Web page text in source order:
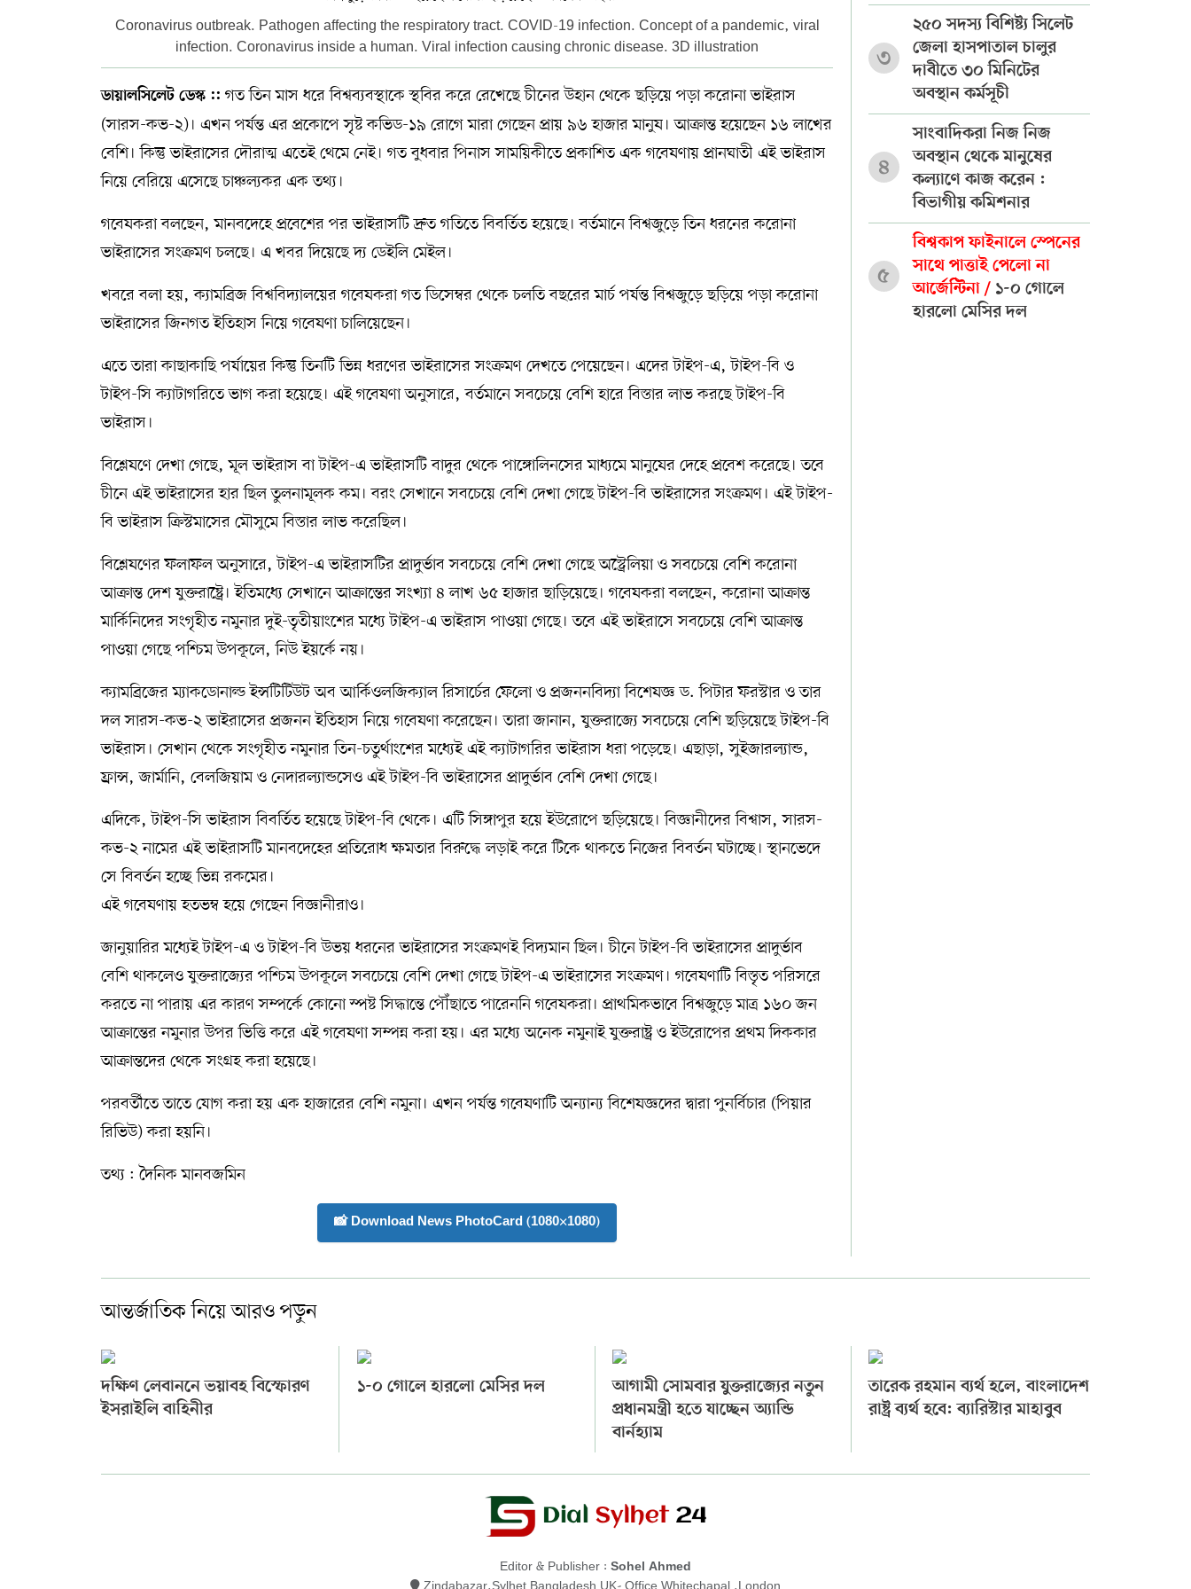
Coronavirus outbreak. Pathogen affecting the respiratory tract. COVID-19 infection. Concept of a pandemic, viral
infection. Coronavirus inside a human. Viral infection causing chronic disease. 3D illustration
ডায়ালসিলেট ডেস্ক :: গত তিন মাস ধরে বিশ্বব্যবস্থাকে স্থবির করে রেখেছে চীনের উহান থেকে ছড়িয়ে পড়া করোনা ভাইরাস
(সারস-কভ-২)। এখন পর্যন্ত এর প্রকোপে সৃষ্ট কভিড-১৯ রোগে মারা গেছেন প্রায় ৯৬ হাজার মানুষ। আক্রান্ত হয়েছেন ১৬ লাখের
বেশি। কিন্তু ভাইরাসের দৌরাত্ম এতেই থেমে নেই। গত বুধবার পিনাস সাময়িকীতে প্রকাশিত এক গবেষণায় প্রানঘাতী এই ভাইরাস
নিয়ে বেরিয়ে এসেছে চাঞ্চল্যকর এক তথ্য।
গবেষকরা বলছেন, মানবদেহে প্রবেশের পর ভাইরাসটি দ্রুত গতিতে বিবর্তিত হয়েছে। বর্তমানে বিশ্বজুড়ে তিন ধরনের করোনা
ভাইরাসের সংক্রমণ চলছে। এ খবর দিয়েছে দ্য ডেইলি মেইল।
খবরে বলা হয়, ক্যামব্রিজ বিশ্ববিদ্যালয়ের গবেষকরা গত ডিসেম্বর থেকে চলতি বছরের মার্চ পর্যন্ত বিশ্বজুড়ে ছড়িয়ে পড়া করোনা
ভাইরাসের জিনগত ইতিহাস নিয়ে গবেষণা চালিয়েছেন।
এতে তারা কাছাকাছি পর্যায়ের কিন্তু তিনটি ভিন্ন ধরণের ভাইরাসের সংক্রমণ দেখতে পেয়েছেন। এদের টাইপ-এ, টাইপ-বি ও
টাইপ-সি ক্যাটাগরিতে ভাগ করা হয়েছে। এই গবেষণা অনুসারে, বর্তমানে সবচেয়ে বেশি হারে বিস্তার লাভ করছে টাইপ-বি
ভাইরাস।
বিশ্লেষণে দেখা গেছে, মূল ভাইরাস বা টাইপ-এ ভাইরাসটি বাদুর থেকে পাঙ্গোলিনসের মাধ্যমে মানুষের দেহে প্রবেশ করেছে। তবে
চীনে এই ভাইরাসের হার ছিল তুলনামূলক কম। বরং সেখানে সবচেয়ে বেশি দেখা গেছে টাইপ-বি ভাইরাসের সংক্রমণ। এই টাইপ-
বি ভাইরাস ক্রিস্টমাসের মৌসুমে বিস্তার লাভ করেছিল।
বিশ্লেষণের ফলাফল অনুসারে, টাইপ-এ ভাইরাসটির প্রাদুর্ভাব সবচেয়ে বেশি দেখা গেছে অস্ট্রেলিয়া ও সবচেয়ে বেশি করোনা
আক্রান্ত দেশ যুক্তরাষ্ট্রে। ইতিমধ্যে সেখানে আক্রান্তের সংখ্যা ৪ লাখ ৬৫ হাজার ছাড়িয়েছে। গবেষকরা বলছেন, করোনা আক্রান্ত
মার্কিনিদের সংগৃহীত নমুনার দুই-তৃতীয়াংশের মধ্যে টাইপ-এ ভাইরাস পাওয়া গেছে। তবে এই ভাইরাসে সবচেয়ে বেশি আক্রান্ত
পাওয়া গেছে পশ্চিম উপকূলে, নিউ ইয়র্কে নয়।
ক্যামব্রিজের ম্যাকডোনাল্ড ইন্সটিটিউট অব আর্কিওলজিক্যাল রিসার্চের ফেলো ও প্রজননবিদ্যা বিশেষজ্ঞ ড. পিটার ফরস্টার ও তার
দল সারস-কভ-২ ভাইরাসের প্রজনন ইতিহাস নিয়ে গবেষণা করেছেন। তারা জানান, যুক্তরাজ্যে সবচেয়ে বেশি ছড়িয়েছে টাইপ-বি
ভাইরাস। সেখান থেকে সংগৃহীত নমুনার তিন-চতুর্থাংশের মধ্যেই এই ক্যাটাগরির ভাইরাস ধরা পড়েছে। এছাড়া, সুইজারল্যান্ড,
ফ্রান্স, জার্মানি, বেলজিয়াম ও নেদারল্যান্ডসেও এই টাইপ-বি ভাইরাসের প্রাদুর্ভাব বেশি দেখা গেছে।
এদিকে, টাইপ-সি ভাইরাস বিবর্তিত হয়েছে টাইপ-বি থেকে। এটি সিঙ্গাপুর হয়ে ইউরোপে ছড়িয়েছে। বিজ্ঞানীদের বিশ্বাস, সারস-
কভ-২ নামের এই ভাইরাসটি মানবদেহের প্রতিরোধ ক্ষমতার বিরুদ্ধে লড়াই করে টিকে থাকতে নিজের বিবর্তন ঘটাচ্ছে। স্থানভেদে
সে বিবর্তন হচ্ছে ভিন্ন রকমের।
এই গবেষণায় হতভম্ব হয়ে গেছেন বিজ্ঞানীরাও।
জানুয়ারির মধ্যেই টাইপ-এ ও টাইপ-বি উভয় ধরনের ভাইরাসের সংক্রমণই বিদ্যমান ছিল। চীনে টাইপ-বি ভাইরাসের প্রাদুর্ভাব
বেশি থাকলেও যুক্তরাজ্যের পশ্চিম উপকূলে সবচেয়ে বেশি দেখা গেছে টাইপ-এ ভাইরাসের সংক্রমণ। গবেষণাটি বিস্তৃত পরিসরে
করতে না পারায় এর কারণ সম্পর্কে কোনো স্পষ্ট সিদ্ধান্তে পৌঁছাতে পারেননি গবেষকরা। প্রাথমিকভাবে বিশ্বজুড়ে মাত্র ১৬০ জন
আক্রান্তের নমুনার উপর ভিত্তি করে এই গবেষণা সম্পন্ন করা হয়। এর মধ্যে অনেক নমুনাই যুক্তরাষ্ট্র ও ইউরোপের প্রথম দিককার
আক্রান্তদের থেকে সংগ্রহ করা হয়েছে।
পরবর্তীতে তাতে যোগ করা হয় এক হাজারের বেশি নমুনা। এখন পর্যন্ত গবেষণাটি অন্যান্য বিশেষজ্ঞদের দ্বারা পুনর্বিচার (পিয়ার
রিভিউ) করা হয়নি।
তথ্য : দৈনিক মানবজমিন
📸 Download News PhotoCard (1080×1080)
৩
২৫০ সদস্য বিশিষ্ট্য সিলেট
জেলা হাসপাতাল চালুর
দাবীতে ৩০ মিনিটের
অবস্থান কর্মসূচী
৪
সাংবাদিকরা নিজ নিজ
অবস্থান থেকে মানুষের
কল্যাণে কাজ করেন :
বিভাগীয় কমিশনার
৫
বিশ্বকাপ ফাইনালে স্পেনের
সাথে পাত্তাই পেলো না
আর্জেন্টিনা / ১-০ গোলে
হারলো মেসির দল
আন্তর্জাতিক নিয়ে আরও পড়ুন
দক্ষিণ লেবাননে ভয়াবহ বিস্ফোরণ
ইসরাইলি বাহিনীর
১-০ গোলে হারলো মেসির দল
আগামী সোমবার যুক্তরাজ্যের নতুন
প্রধানমন্ত্রী হতে যাচ্ছেন অ্যান্ডি
বার্নহ্যাম
তারেক রহমান ব্যর্থ হলে, বাংলাদেশ
রাষ্ট্র ব্যর্থ হবে: ব্যারিস্টার মাহাবুব
Editor & Publisher : Sohel Ahmed
DIAL SYLHET